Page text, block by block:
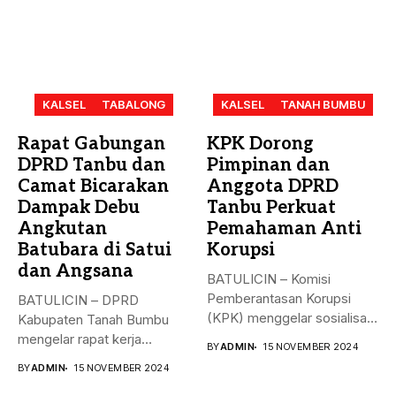
KALSEL TABALONG
Rapat Gabungan
DPRD Tanbu dan
Camat Bicarakan
Dampak Debu
Angkutan
Batubara di Satui
dan Angsana
BATULICIN – DPRD
Kabupaten Tanah Bumbu
mengelar rapat kerja
BYADMIN 15 NOVEMBER 2024
KALSEL TANAH BUMBU
KPK Dorong
Pimpinan dan
Anggota DPRD
Tanbu Perkuat
Pemahaman Anti
Korupsi
BATULICIN – Komisi
Pemberantasan Korupsi
(KPK) menggelar sosialisasi
BYADMIN 15 NOVEMBER 2024